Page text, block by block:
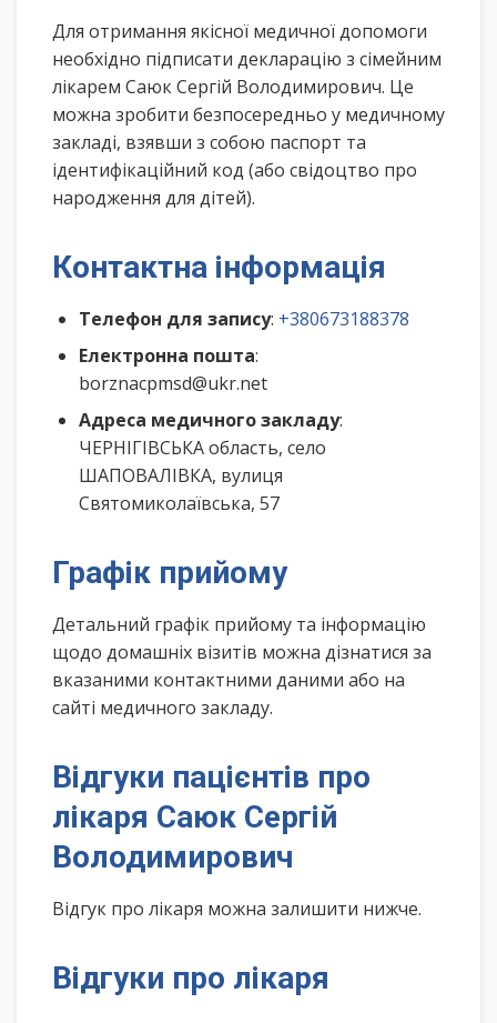
Для отримання якісної медичної допомоги
необхідно підписати декларацію з сімейним
лікарем Саюк Сергій Володимирович. Це
можна зробити безпосередньо у медичному
закладі, взявши з собою паспорт та
ідентифікаційний код (або свідоцтво про
народження для дітей).
Контактна інформація
Телефон для запису: +380673188378
Електронна пошта:
borznacpmsd@ukr.net
Адреса медичного закладу:
ЧЕРНІГІВСЬКА область, село
ШАПОВАЛІВКА, вулиця
Святомиколаївська, 57
Графік прийому
Детальний графік прийому та інформацію
щодо домашніх візитів можна дізнатися за
вказаними контактними даними або на
сайті медичного закладу.
Відгуки пацієнтів про
лікаря Саюк Сергій
Володимирович
Відгук про лікаря можна залишити нижче.
Відгуки про лікаря